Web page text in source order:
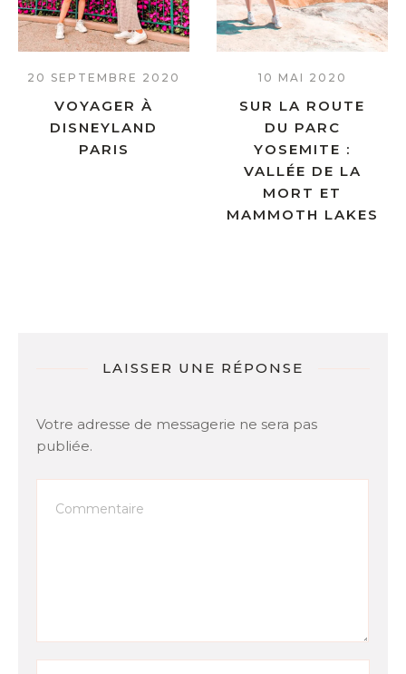
20 SEPTEMBRE 2020
VOYAGER À
DISNEYLAND
PARIS
10 MAI 2020
SUR LA ROUTE
DU PARC
YOSEMITE :
VALLÉE DE LA
MORT ET
MAMMOTH LAKES
LAISSER UNE RÉPONSE
Votre adresse de messagerie ne sera pas
publiée.